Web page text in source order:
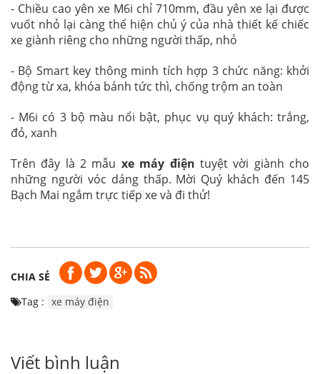
- Chiều cao yên xe M6i chỉ 710mm, đầu yên xe lại được
vuốt nhỏ lại càng thể hiện chủ ý của nhà thiết kế chiếc
xe giành riêng cho những người thấp, nhỏ
- Bộ Smart key thông minh tích hợp 3 chức năng: khởi
động từ xa, khóa bánh tức thì, chống trộm an toàn
- M6i có 3 bộ màu nổi bật, phục vụ quý khách: trắng,
đỏ, xanh
Trên đây là 2 mẫu xe máy điện tuyệt vời giành cho
những người vóc dáng thấp. Mời Quý khách đến 145
Bạch Mai ngắm trực tiếp xe và đi thử!
CHIA SẺ
Tag : xe máy điện
Viết bình luận